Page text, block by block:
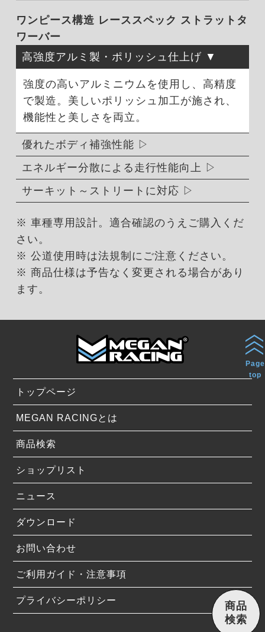
ワンピース構造 レーススペック ストラットタ
ワーバー
高強度アルミ製・ポリッシュ仕上げ
強度の高いアルミニウムを使用し、高精度
で製造。美しいポリッシュ加工が施され、
機能性と美しさを両立。
優れたボディ補強性能
エネルギー分散による走行性能向上
サーキット～ストリートに対応
※ 車種専用設計。適合確認のうえご購入くだ
さい。
※ 公道使用時は法規制にご注意ください。
※ 商品仕様は予告なく変更される場合があり
ます。
トップページ
MEGAN RACINGとは
商品検索
ショップリスト
ニュース
ダウンロード
お問い合わせ
ご利用ガイド・注意事項
プライバシーポリシー
Page
top
商品
検索